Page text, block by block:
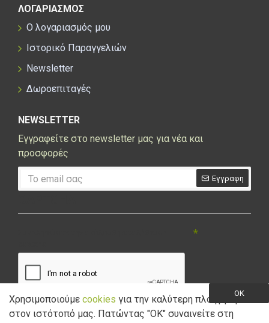
ΛΟΓΑΡΙΑΣΜΟΣ
Ο λογαριασμός μου
Ιστορικό Παραγγελιών
Newsletter
Δωροεπιταγές
NEWSLETTER
Εγγραφείτε στο newsletter μας για νέα και
προσφορές
Εγγραφη
Έχω διαβάσει και αποδέχομαι την Πολιτική Απορρήτου
OK
Χρησιμοποιούμε cookies για την καλύτερη πλοήγηση
στον ιστότοπό μας. Πατώντας "ΟK" συναινείτε στη